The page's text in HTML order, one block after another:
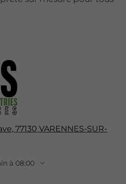
77130 VARENNES-SUR-
à 08:00